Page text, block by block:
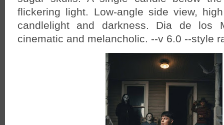
flickering light. Low-angle side view,
candlelight and darkness. Dia de los
cinematic and melancholic. --v 6.0 --style